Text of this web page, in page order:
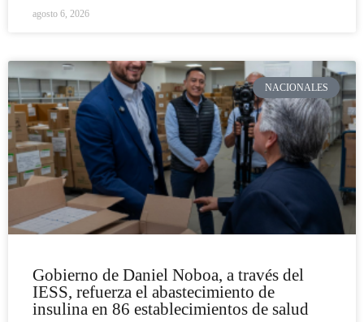
agosto 6, 2026
NACIONALES
Gobierno de Daniel Noboa, a través del
IESS, refuerza el abastecimiento de
insulina en 86 establecimientos de salud